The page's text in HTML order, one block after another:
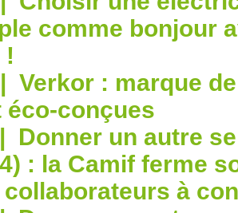
comme bonjour
!
| Verkor : marque
éco-conçues
| Donner un autre
: la Camif ferme
à